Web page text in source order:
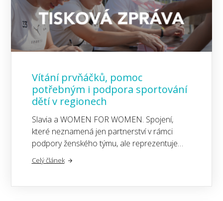
Vítání prvňáčků, pomoc
potřebným i podpora sportování
dětí v regionech
Slavia a WOMEN FOR WOMEN. Spojení,
které neznamená jen partnerství v rámci
podpory ženského týmu, ale reprezentuje…
Celý článek